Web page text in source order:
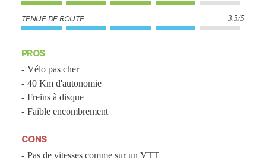
TENUE DE ROUTE 3.5/5
PROS
Vélo pas cher
40 Km d'autonomie
Freins à disque
Faible encombrement
CONS
Pas de vitesses comme sur un VTT